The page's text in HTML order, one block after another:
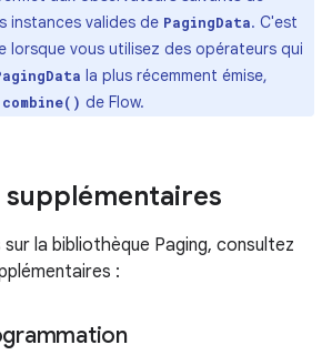
instances valides de PagingData. C'est
lorsque vous utilisez des opérateurs qui
la plus récemment émise,
de Flow.
supplémentaires
sur la bibliothèque Paging, consultez
: